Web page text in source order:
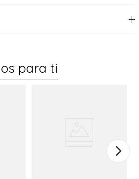
para ti